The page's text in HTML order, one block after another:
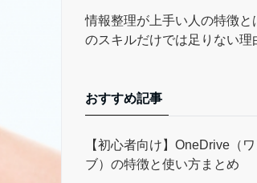
情報整理が上手い人の特徴と
のスキルだけでは足りない理
おすすめ記事
【初心者向け】OneDrive（
ブ）の特徴と使い方まとめ